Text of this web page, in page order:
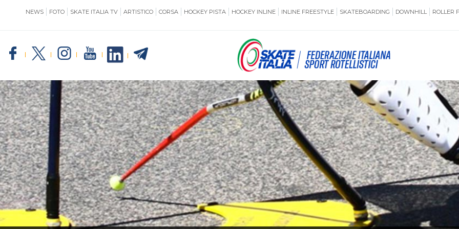
NEWS FOTO SKATE ITALIA TV ARTISTICO CORSA HOCKEY PISTA HOCKEY INLINE INLINE FREESTYLE SKATEBOARDING DOWNHILL ROLLER
SKATE ITALIA TESSERAMENTO
GIUSTIZIA NORMATIVE
IMPIANTISTICA ANTIDOPING